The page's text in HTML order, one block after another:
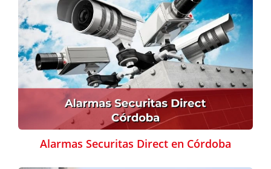
Alarmas Securitas Direct en Córdoba